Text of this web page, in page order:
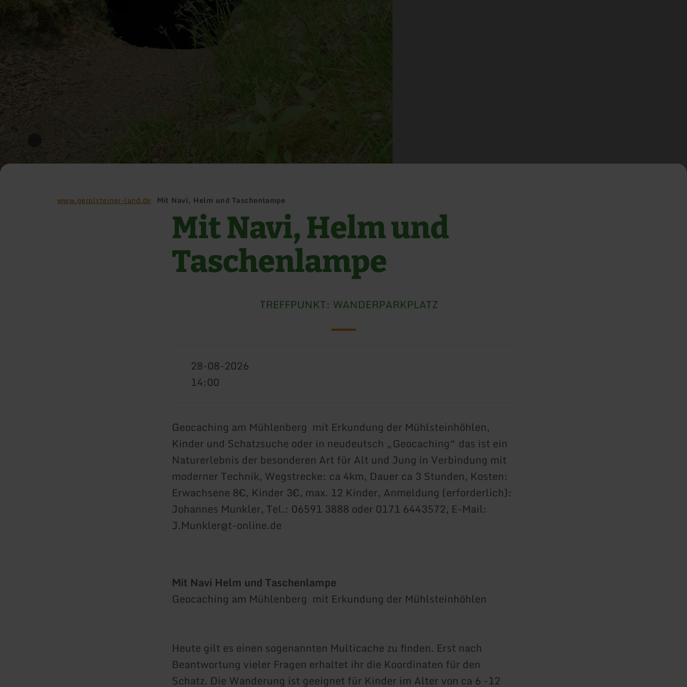
www.gerolsteiner-land.de Mit Navi, Helm und Taschenlampe
Mit Navi, Helm und
Taschenlampe
TREFFPUNKT: WANDERPARKPLATZ
28-08-2026
14:00
Geocaching am Mühlenberg mit Erkundung der Mühlsteinhöhlen,
Kinder und Schatzsuche oder in neudeutsch „Geocaching“ das ist ein
Naturerlebnis der besonderen Art für Alt und Jung in Verbindung mit
moderner Technik, Wegstrecke: ca 4km, Dauer ca 3 Stunden, Kosten:
Erwachsene 8€, Kinder 3€, max. 12 Kinder, Anmeldung (erforderlich):
Johannes Munkler, Tel.: 06591 3888 oder 0171 6443572, E-Mail:
J.Munkler@t-online.de
Mit Navi Helm und Taschenlampe
Geocaching am Mühlenberg mit Erkundung der Mühlsteinhöhlen
Heute gilt es einen sogenannten Multicache zu finden. Erst nach
Beantwortung vieler Fragen erhaltet ihr die Koordinaten für den
Schatz. Die Wanderung ist geeignet für Kinder im Alter von ca 6 -12